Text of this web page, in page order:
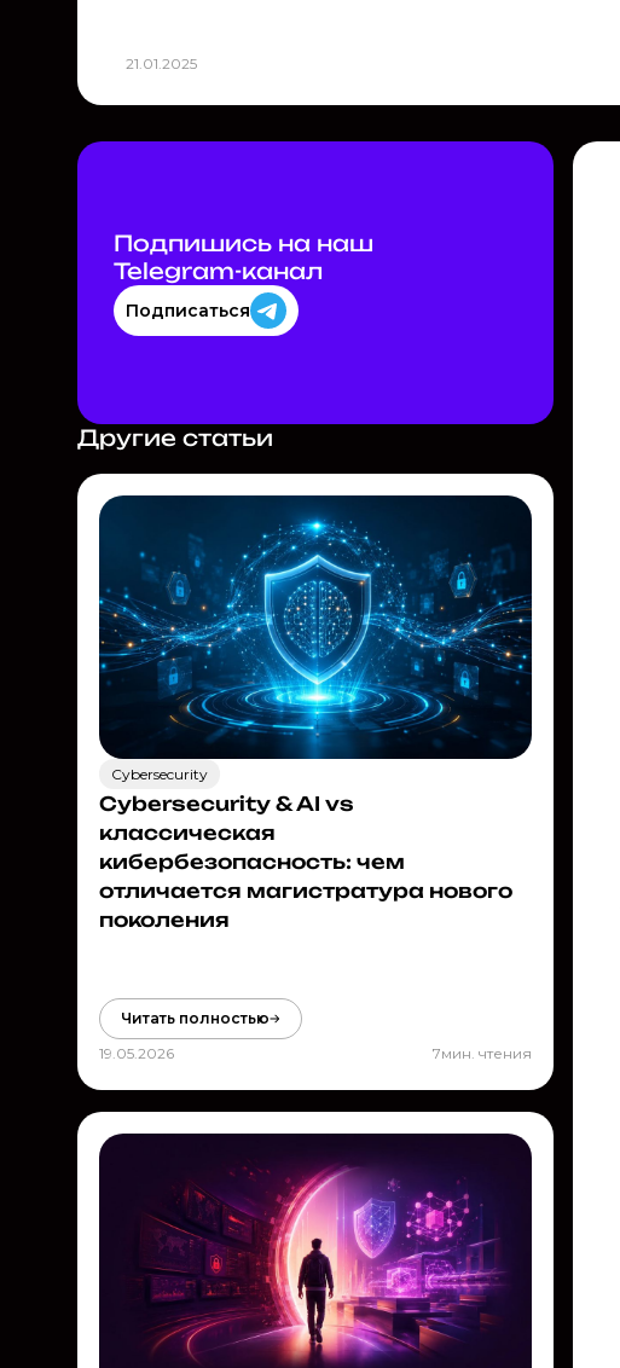
21.01.2025
Подпишись на наш
Telegram-канал
Подписаться
Другие статьи
Cybersecurity
Cybersecurity & AI vs
классическая
кибербезопасность: чем
отличается магистратура нового
поколения
Читать полностью
19.05.2026
7мин. чтения